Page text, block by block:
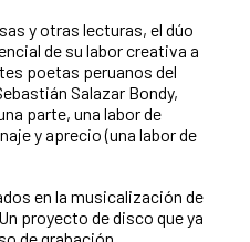
y otras lecturas, el dúo
de su labor creativa a
poetas peruanos del
Salazar Bondy,
parte, una labor de
y aprecio (una labor de
en la musicalización de
proyecto de disco que ya
de grabación.